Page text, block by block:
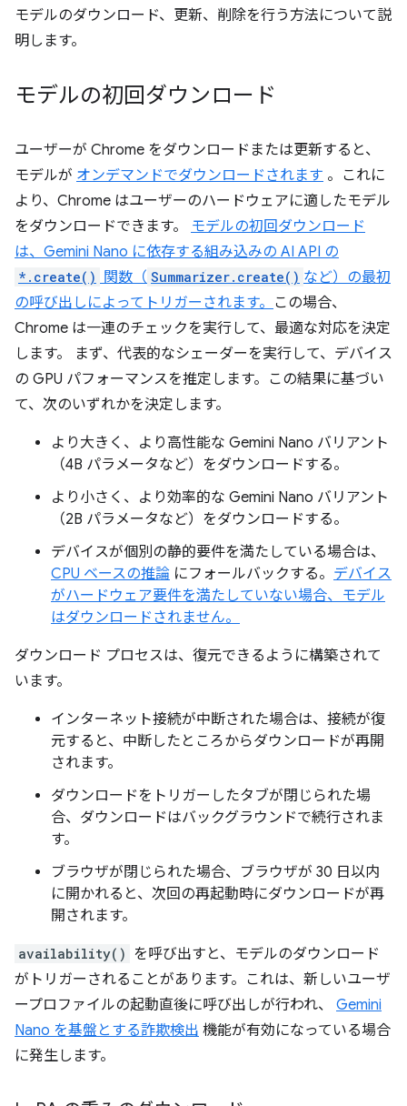
モデルのダウンロード、更新、削除を行う方法について説
明します。
モデルの初回ダウンロード
ユーザーが Chrome をダウンロードまたは更新すると、
モデルが オンデマンドでダウンロードされます 。これに
より、Chrome はユーザーのハードウェアに適したモデル
をダウンロードできます。 モデルの初回ダウンロード
は、Gemini Nano に依存する組み込みの AI API の
*.create() 関数（ Summarizer.create() など）の最初
の呼び出しによってトリガーされます。
この場合、
Chrome は一連のチェックを実行して、最適な対応を決定
します。 まず、代表的なシェーダーを実行して、デバイス
の GPU パフォーマンスを推定します。この結果に基づい
て、次のいずれかを決定します。
より大きく、より高性能な Gemini Nano バリアント
（4B パラメータなど）をダウンロードする。
より小さく、より効率的な Gemini Nano バリアント
（2B パラメータなど）をダウンロードする。
デバイスが個別の静的要件を満たしている場合は、
CPU ベースの推論 にフォールバックする。 デバイス
がハードウェア要件を満たしていない場合、モデル
はダウンロードされません。
ダウンロード プロセスは、復元できるように構築されて
います。
インターネット接続が中断された場合は、接続が復
元すると、中断したところからダウンロードが再開
されます。
ダウンロードをトリガーしたタブが閉じられた場
合、ダウンロードはバックグラウンドで続行されま
す。
ブラウザが閉じられた場合、ブラウザが 30 日以内
に開かれると、次回の再起動時にダウンロードが再
開されます。
availability() を呼び出すと、モデルのダウンロード
がトリガーされることがあります。これは、新しいユーザ
ープロファイルの起動直後に呼び出しが行われ、 Gemini
Nano を基盤とする詐欺検出 機能が有効になっている場合
に発生します。